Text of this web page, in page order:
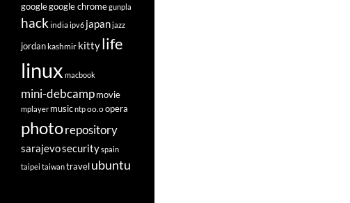
googlegoogle chromegunpla
hackindiaipv6 japanjazz
jordankashmir kittylife
linux macbook
mini-debcampmovie
mplayer musicntpoo.oopera
photorepository
sarajevosecurityspain
taipei taiwantravelubuntu